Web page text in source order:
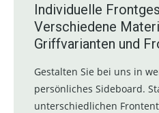
Individuelle
Verschiedene
Griffvarianten und
Gestalten Sie bei uns in
persönliches Sideboard.
unterschiedlichen